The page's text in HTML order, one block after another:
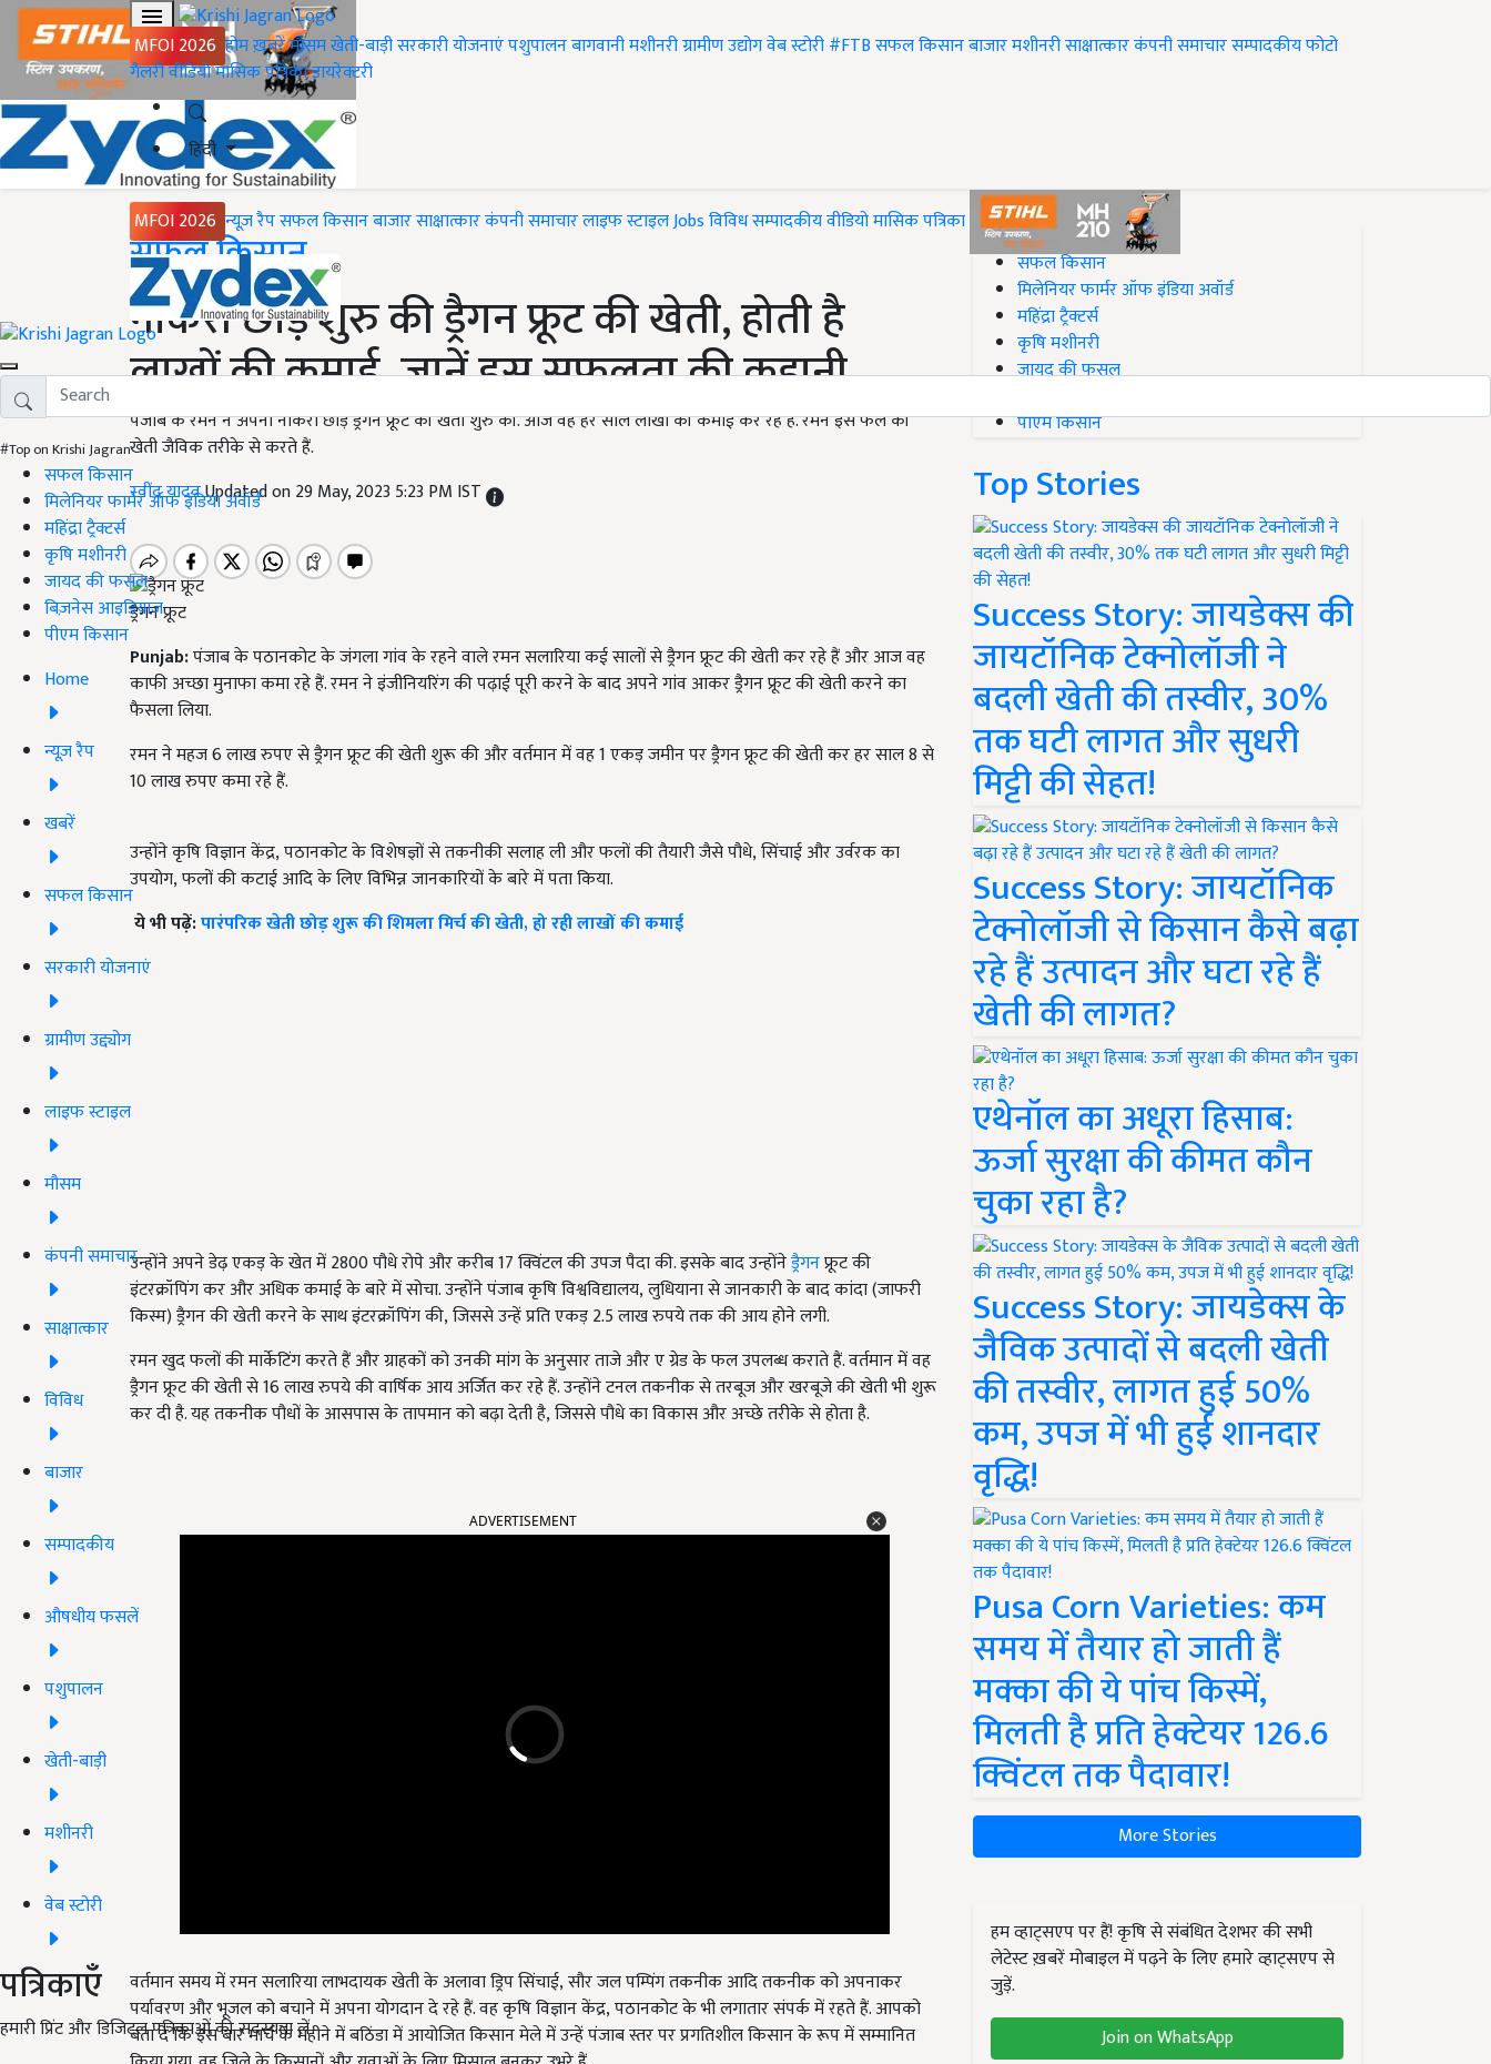
MFOI 2026 होमख़बरेंमौसमखेती-बाड़ीसरकारी योजनाएंपशुपालनबागवानीमशीनरीग्रामीण उद्योगवेब स्टोरी#FTBसफल किसानबाजारमशीनरीसाक्षात्कारकंपनी समाचारसम्पादकीयफोटो
गैलरीवीडियोमासिक पत्रिकाडायरेक्टरी
हिंदी
MFOI 2026 न्यूज़ रैपसफल किसानबाजारसाक्षात्कारकंपनी समाचारलाइफ स्टाइलJobsविविधसम्पादकीयवीडियोमासिक पत्रिका
#Top on Krishi Jagran
सफल किसान
मिलेनियर फार्मर ऑफ इंडिया अवॉर्ड
महिंद्रा ट्रैक्टर्स
कृषि मशीनरी
जायद की फसल
बिज़नेस आइडियाज
पीएम किसान
Home
न्यूज़ रैप
खबरें
सफल किसान
सरकारी योजनाएं
ग्रामीण उद्द्योग
लाइफ स्टाइल
मौसम
कंपनी समाचार
साक्षात्कार
विविध
बाजार
सम्पादकीय
औषधीय फसलें
पशुपालन
खेती-बाड़ी
मशीनरी
वेब स्टोरी
पत्रिकाएँ
हमारी प्रिंट और डिजिटल पत्रिकाओं की सदस्यता लें
Home
सफल किसान
नौकरी छोड़ शुरु की ड्रैगन फ्रूट की खेती, होती है
लाखों की कमाई, जानें इस सफलता की कहानी
पंजाब के रमन ने अपनी नौकरी छोड़ ड्रैगन फ्रूट की खेती शुरु की. आज वह हर साल लाखों की कमाई कर रहे हैं. रमन इस फल की
खेती जैविक तरीके से करते हैं.
रवींद्र यादवUpdated on 29 May, 2023 5:23 PM IST
ड्रैगन फ्रूट
Punjab:पंजाब के पठानकोट के जंगला गांव के रहने वाले रमन सलारिया कई सालों से ड्रैगन फ्रूट की खेती कर रहे हैं और आज वह
काफी अच्छा मुनाफा कमा रहे हैं. रमन ने इंजीनियरिंग की पढ़ाई पूरी करने के बाद अपने गांव आकर ड्रैगन फ्रूट की खेती करने का
फैसला लिया.
रमन ने महज 6 लाख रुपए से ड्रैगन फ्रूट की खेती शुरू की और वर्तमान में वह 1 एकड़ जमीन पर ड्रैगन फ्रूट की खेती कर हर साल 8 से
10 लाख रुपए कमा रहे हैं.
उन्होंने कृषि विज्ञान केंद्र,पठानकोट के विशेषज्ञों से तकनीकी सलाह ली और फलों की तैयारी जैसे पौधे,सिंचाई और उर्वरक का
उपयोग,फलों की कटाई आदि के लिए विभिन्न जानकारियों के बारे में पता किया.
ये भी पढ़ें:पारंपरिक खेती छोड़ शुरू की शिमला मिर्च की खेती, हो रही लाखों की कमाई
उन्होंने अपने डेढ़ एकड़ के खेत में 2800 पौधे रोपे और करीब 17 क्विंटल की उपज पैदा की. इसके बाद उन्होंनेड्रैगनफ्रूट की
इंटरक्रॉपिंग कर और अधिक कमाई के बारे में सोचा. उन्होंने पंजाब कृषि विश्वविद्यालय,लुधियाना से जानकारी के बाद कांदा (जाफरी
किस्म) ड्रैगन की खेती करने के साथ इंटरक्रॉपिंग की,जिससे उन्हें प्रति एकड़ 2.5 लाख रुपये तक की आय होने लगी.
रमन खुद फलों की मार्केटिंग करते हैं और ग्राहकों को उनकी मांग के अनुसार ताजे और ए ग्रेड के फल उपलब्ध कराते हैं. वर्तमान में वह
ड्रैगन फ्रूट की खेती से 16 लाख रुपये की वार्षिक आय अर्जित कर रहे हैं. उन्होंने टनल तकनीक से तरबूज और खरबूजे की खेती भी शुरू
कर दी है. यह तकनीक पौधों के आसपास के तापमान को बढ़ा देती है,जिससे पौधे का विकास और अच्छे तरीके से होता है.
पर्यावरण और भूजल को बचाने में अपना योगदान दे रहे हैं. वह कृषि विज्ञान केंद्र,पठानकोट के भी लगातार संपर्क में रहते हैं. आपको
बता दें कि इस बार मार्च के महीने में बठिंडा में आयोजित किसान मेले में उन्हें पंजाब स्तर पर प्रगतिशील किसान के रूप में सम्मानित
किया गया. वह जिले के किसानों और युवाओं के लिए मिसाल बनकर उभरे हैं.
#Top on Krishi Jagran
सफल किसान
मिलेनियर फार्मर ऑफ इंडिया अवॉर्ड
महिंद्रा ट्रैक्टर्स
कृषि मशीनरी
जायद की फसल
पीएम किसान
Top Stories
Success Story: जायडेक्स की
जायटॉनिक टेक्नोलॉजी ने
बदली खेती की तस्वीर, 30%
तक घटी लागत और सुधरी
मिट्टी की सेहत!
Success Story: जायटॉनिक
टेक्नोलॉजी से किसान कैसे बढ़ा
रहे हैं उत्पादन और घटा रहे हैं
खेती की लागत?
एथेनॉल का अधूरा हिसाब:
ऊर्जा सुरक्षा की कीमत कौन
चुका रहा है?
Success Story: जायडेक्स के
जैविक उत्पादों से बदली खेती
की तस्वीर, लागत हुई 50%
कम, उपज में भी हुई शानदार
वृद्धि!
Pusa Corn Varieties: कम
समय में तैयार हो जाती हैं
मक्का की ये पांच किस्में,
मिलती है प्रति हेक्टेयर 126.6
क्विंटल तक पैदावार!
More Stories
हम व्हाट्सएप पर हैं! कृषि से संबंधित देशभर की सभी
लेटेस्ट ख़बरें मोबाइल में पढ़ने के लिए हमारे व्हाट्सएप से
जुड़ें.
Join on WhatsApp